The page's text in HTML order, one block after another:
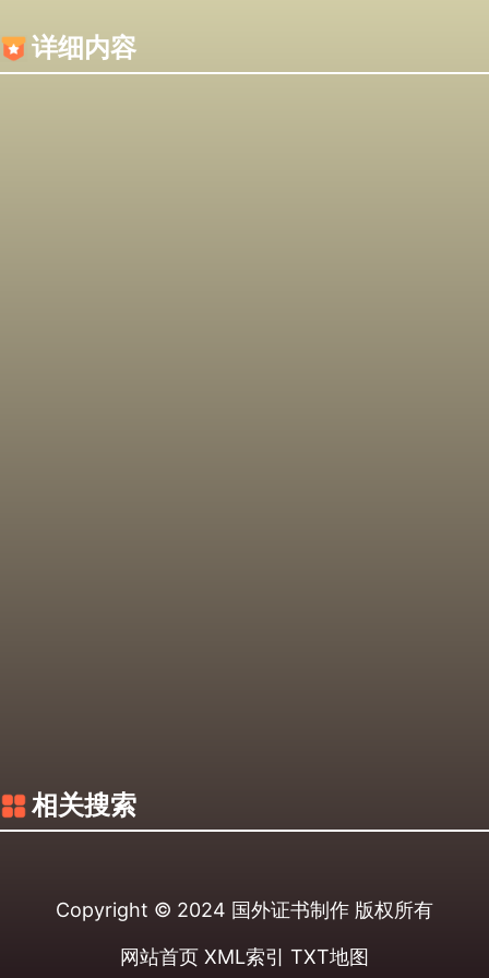
详细内容
相关搜索
Copyright © 2024 国外证书制作 版权所有
网站首页 XML索引 TXT地图